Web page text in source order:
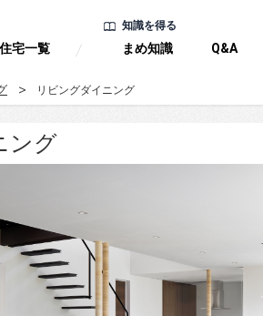
宅一覧
知識を得る
まめ知識 Q&A
リビングダイニング
ング